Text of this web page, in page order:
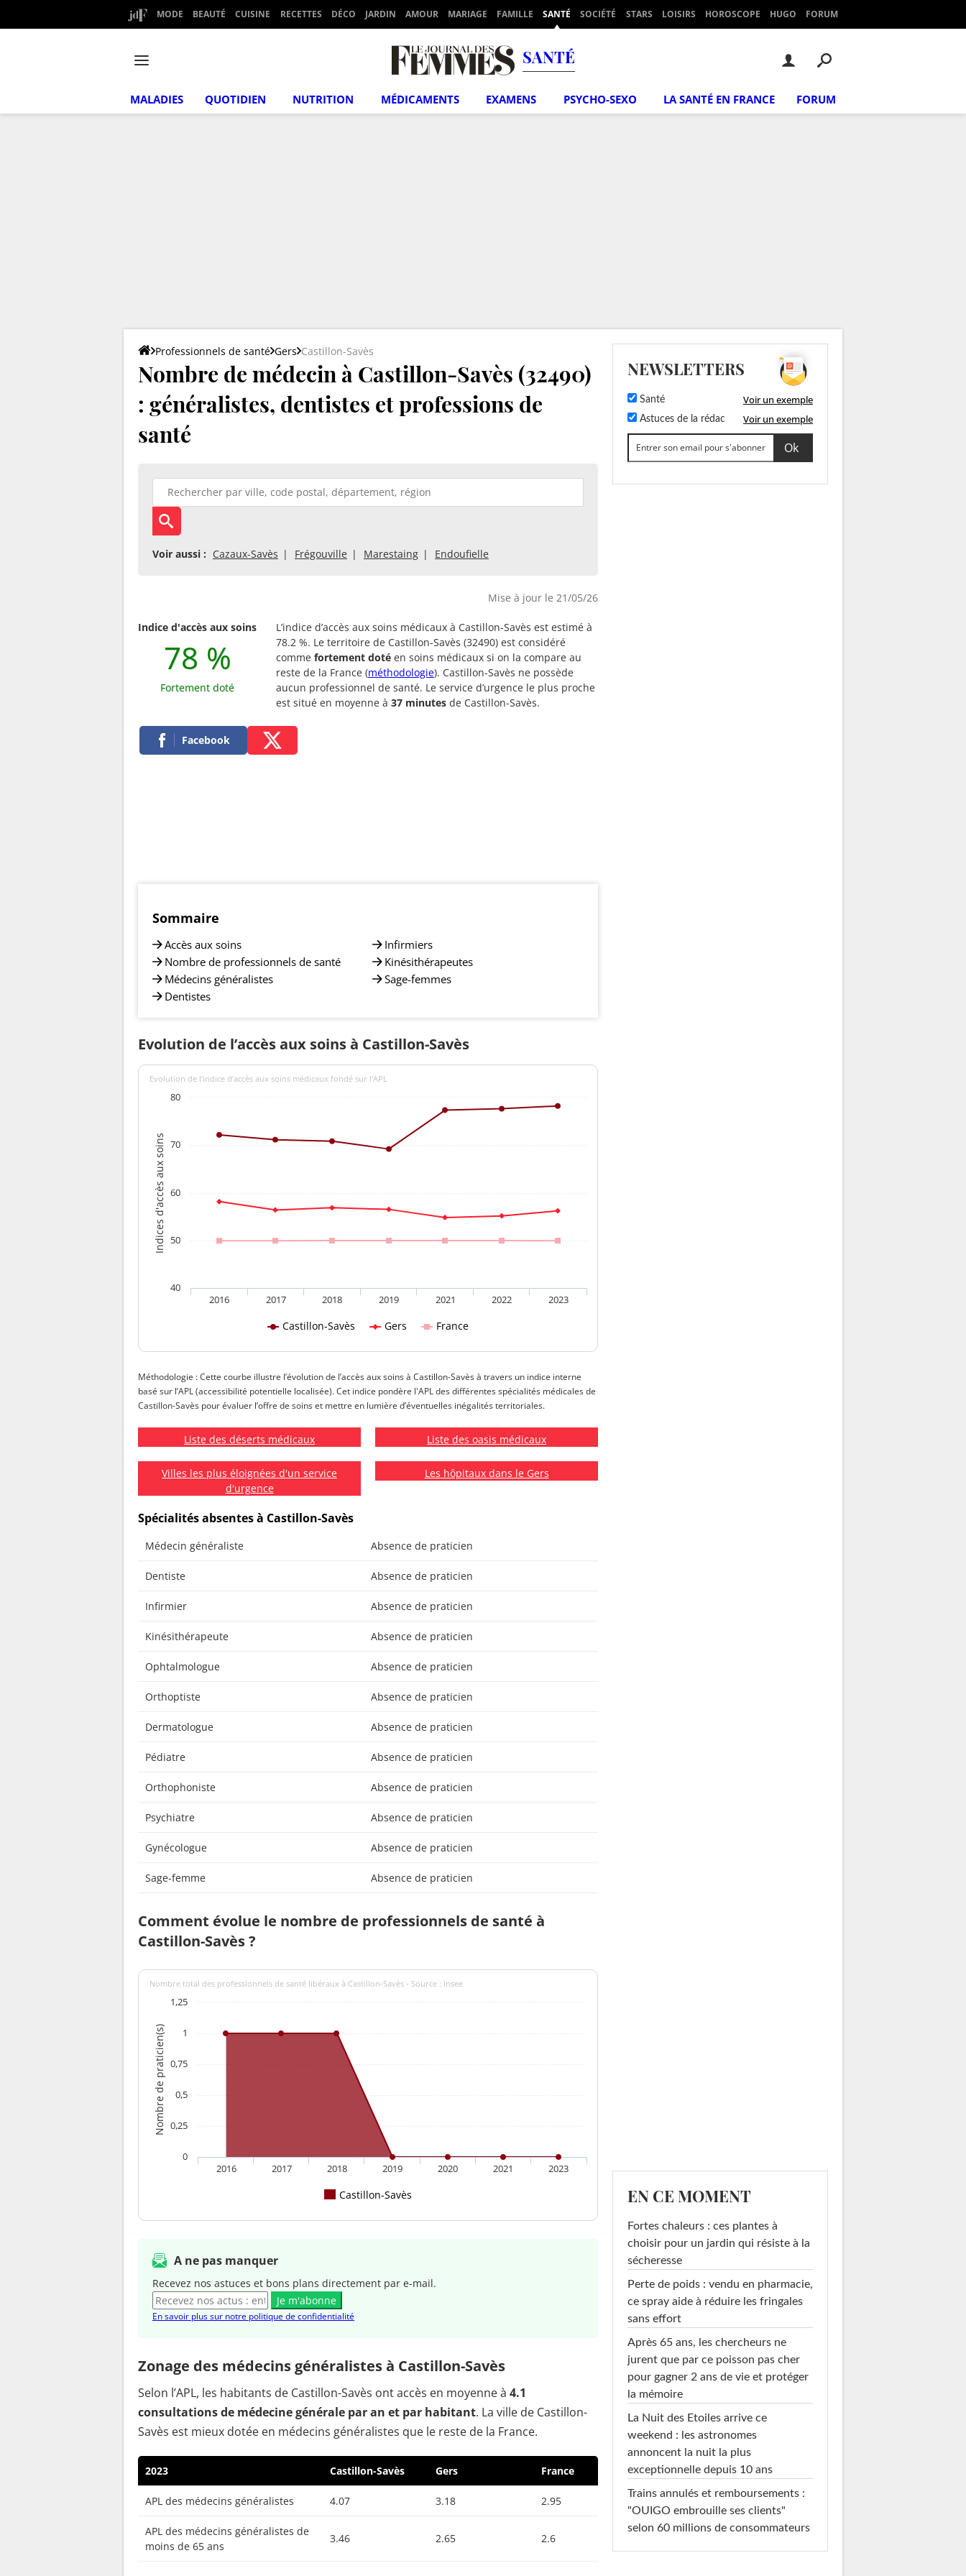
MODE BEAUTÉ CUISINE RECETTES DÉCO JARDIN AMOUR MARIAGE FAMILLE SANTÉ SOCIÉTÉ STARS LOISIRS HOROSCOPE HUGO FORUM
SANTÉ
MALADIES QUOTIDIEN NUTRITION MÉDICAMENTS EXAMENS PSYCHO-SEXO LA SANTÉ EN FRANCE FORUM
Professionnels de santé Gers Castillon-Savès
Nombre de médecin à Castillon-Savès (32490)
: généralistes, dentistes et professions de
santé
Voir aussi : Cazaux-Savès Frégouville Marestaing Endoufielle
Mise à jour le 21/05/26
Indice d'accès aux soins
78 %
Fortement doté
L’indice d’accès aux soins médicaux à Castillon-Savès est estimé à
78.2 %. Le territoire de Castillon-Savès (32490) est considéré
comme fortement doté en soins médicaux si on la compare au
reste de la France (méthodologie). Castillon-Savès ne possède
aucun professionnel de santé. Le service d’urgence le plus proche
est situé en moyenne à 37 minutes de Castillon-Savès.
Facebook
Sommaire
Accès aux soins
Nombre de professionnels de santé
Médecins généralistes
Dentistes
Infirmiers
Kinésithérapeutes
Sage-femmes
Evolution de l’accès aux soins à Castillon-Savès
Indices d'accès aux soins
Evolution de l’indice d’accès aux soins médicaux fondé sur l'APL
Castillon-Savès Gers France
2016 2017 2018 2019 2021 2022 2023
40
50
60
70
80
Méthodologie : Cette courbe illustre l’évolution de l’accès aux soins à Castillon-Savès à travers un indice interne
basé sur l’APL (accessibilité potentielle localisée). Cet indice pondère l'APL des différentes spécialités médicales de
Castillon-Savès pour évaluer l’offre de soins et mettre en lumière d’éventuelles inégalités territoriales.
Liste des déserts médicaux Liste des oasis médicaux
Villes les plus éloignées d'un service
d'urgence
Les hôpitaux dans le Gers
Spécialités absentes à Castillon-Savès
Médecin généraliste Absence de praticien
Dentiste Absence de praticien
Infirmier Absence de praticien
Kinésithérapeute Absence de praticien
Ophtalmologue Absence de praticien
Orthoptiste Absence de praticien
Dermatologue Absence de praticien
Pédiatre Absence de praticien
Orthophoniste Absence de praticien
Psychiatre Absence de praticien
Gynécologue Absence de praticien
Sage-femme Absence de praticien
Comment évolue le nombre de professionnels de santé à
Castillon-Savès ?
Nombre de praticien(s)
Nombre total des professionnels de santé libéraux à Castillon-Savès - Source : Insee
Castillon-Savès
2016 2017 2018 2019 2020 2021 2023
0
0,25
0,5
0,75
1
1,25
A ne pas manquer
Recevez nos astuces et bons plans directement par e-mail.
Je m'abonne
En savoir plus sur notre politique de confidentialité
Zonage des médecins généralistes à Castillon-Savès
Selon l’APL, les habitants de Castillon-Savès ont accès en moyenne à 4.1
consultations de médecine générale par an et par habitant. La ville de Castillon-
Savès est mieux dotée en médecins généralistes que le reste de la France.
2023 Castillon-Savès Gers France
APL des médecins généralistes 4.07 3.18 2.95
APL des médecins généralistes de
moins de 65 ans
3.46 2.65 2.6
NEWSLETTERS
Santé Voir un exemple
Astuces de la rédac Voir un exemple
EN CE MOMENT
Fortes chaleurs : ces plantes à
choisir pour un jardin qui résiste à la
sécheresse
Perte de poids : vendu en pharmacie,
ce spray aide à réduire les fringales
sans effort
Après 65 ans, les chercheurs ne
jurent que par ce poisson pas cher
pour gagner 2 ans de vie et protéger
la mémoire
La Nuit des Etoiles arrive ce
weekend : les astronomes
annoncent la nuit la plus
exceptionnelle depuis 10 ans
Trains annulés et remboursements :
"OUIGO embrouille ses clients"
selon 60 millions de consommateurs